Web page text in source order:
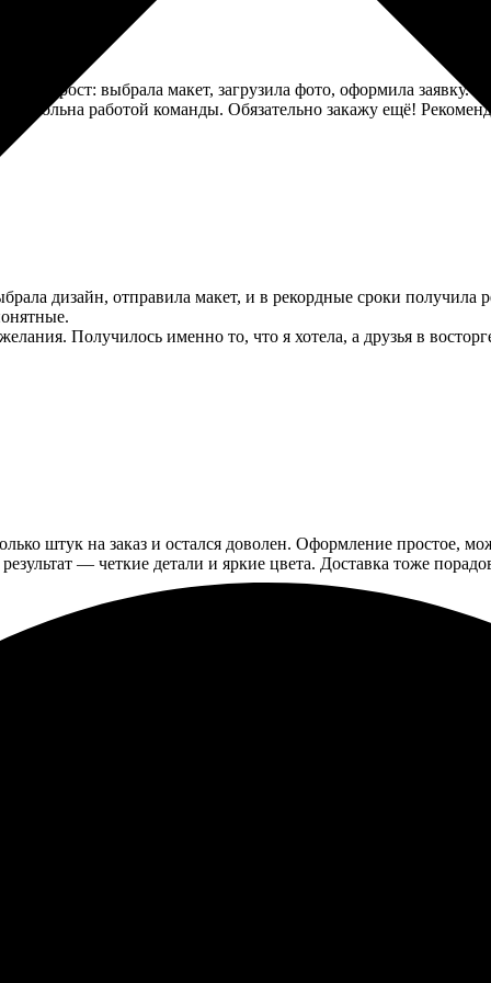
прост: выбрала макет, загрузила фото, оформила заявку.
довольна работой команды. Обязательно закажу ещё!
дизайн, отправила макет, и в рекордные сроки получила
Получилось именно то, что я хотела, а друзья в
штук на заказ и остался доволен. Оформление простое,
— четкие детали и яркие цвета. Доставка тоже
все сделали быстро. Качество выше всяких похвал.
простой: выбрала рисунки, оформила заказ. Доставка